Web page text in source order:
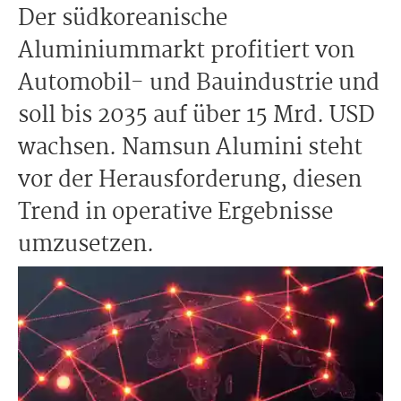
Der südkoreanische
Aluminiummarkt profitiert von
Automobil- und Bauindustrie und
soll bis 2035 auf über 15 Mrd. USD
wachsen. Namsun Alumini steht
vor der Herausforderung, diesen
Trend in operative Ergebnisse
umzusetzen.